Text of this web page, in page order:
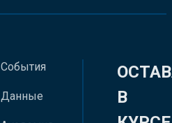
События
Данные
В